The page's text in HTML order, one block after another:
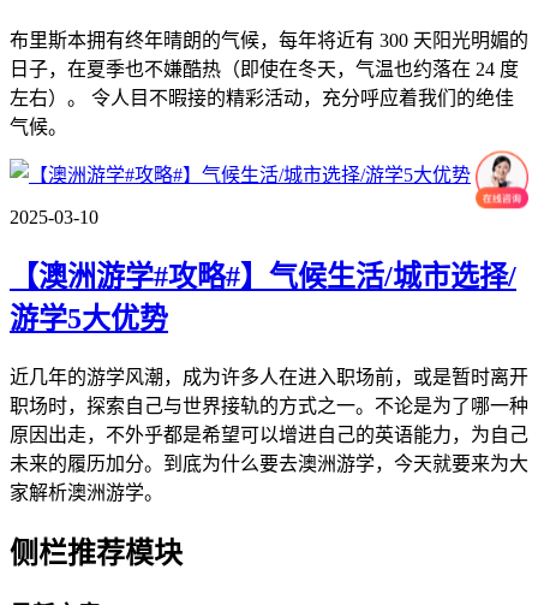
布里斯本拥有终年晴朗的气候，每年将近有 300 天阳光明媚的
日子，在夏季也不嫌酷热（即使在冬天，气温也约落在 24 度
左右）。 令人目不暇接的精彩活动，充分呼应着我们的绝佳
气候。
2025-03-10
【澳洲游学#攻略#】气候生活/城市选择/
游学5大优势
近几年的游学风潮，成为许多人在进入职场前，或是暂时离开
职场时，探索自己与世界接轨的方式之一。不论是为了哪一种
原因出走，不外乎都是希望可以增进自己的英语能力，为自己
未来的履历加分。到底为什么要去澳洲游学，今天就要来为大
家解析澳洲游学。
侧栏推荐模块